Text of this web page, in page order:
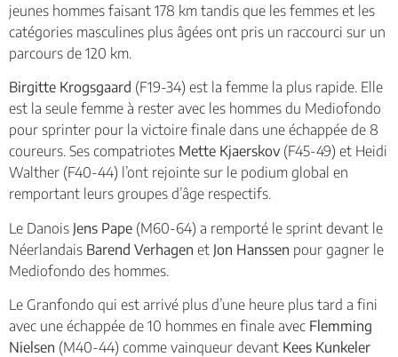
jeunes hommes faisant 178 km tandis que les femmes et les
catégories masculines plus âgées ont pris un raccourci sur un
parcours de 120 km.
Birgitte Krogsgaard (F19-34) est la femme la plus rapide. Elle
est la seule femme à rester avec les hommes du Mediofondo
pour sprinter pour la victoire finale dans une échappée de 8
coureurs. Ses compatriotes Mette Kjaerskov (F45-49) et Heidi
Walther (F40-44) l’ont rejointe sur le podium global en
remportant leurs groupes d’âge respectifs.
Le Danois Jens Pape (M60-64) a remporté le sprint devant le
Néerlandais Barend Verhagen et Jon Hanssen pour gagner le
Mediofondo des hommes.
Le Granfondo qui est arrivé plus d’une heure plus tard a fini
avec une échappée de 10 hommes en finale avec Flemming
Nielsen (M40-44) comme vainqueur devant Kees Kunkeler